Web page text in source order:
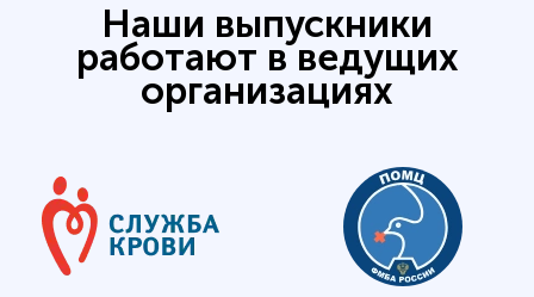
Наши выпускники
работают в ведущих
организациях